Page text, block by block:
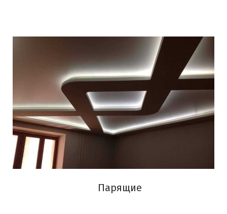
Парящие